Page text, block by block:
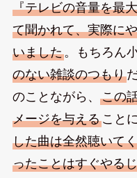
『テレビの音量を最
て聞かれて、実際に
いました。もちろん
のない雑談のつもり
のことながら、 この
メージを与えること
した曲は全然聴いて
ったことはすぐやる